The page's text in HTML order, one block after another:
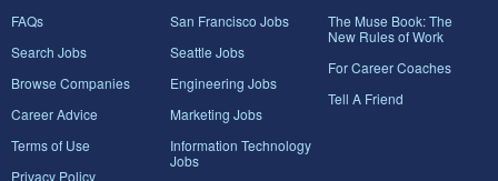
FAQs
Search Jobs
Browse Companies
Career Advice
Terms of Use
Privacy Policy
San Francisco Jobs
Seattle Jobs
Engineering Jobs
Marketing Jobs
Information Technology
Jobs
The Muse Book: The
New Rules of Work
For Career Coaches
Tell A Friend